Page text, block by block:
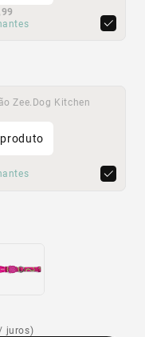
produto
Zee.Dog Kitchen
Zee.Dog Kitchen
produto
juros)